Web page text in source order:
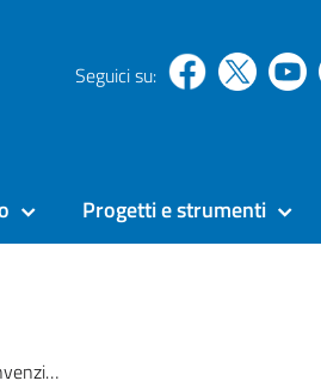
Seguici su:
Progetti e strumenti
Tre – PRAP